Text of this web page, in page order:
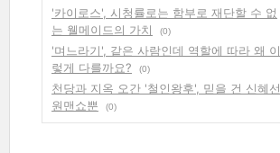
'카이로스', 시청률로는 함부로 재단할 수 없
는 웰메이드의 가치
(0)
'며느라기', 같은 사람인데 역할에 따라 왜 이
렇게 다를까요?
(0)
천당과 지옥 오간 '철인왕후', 믿을 건 신혜선
원맨쇼뿐
(0)